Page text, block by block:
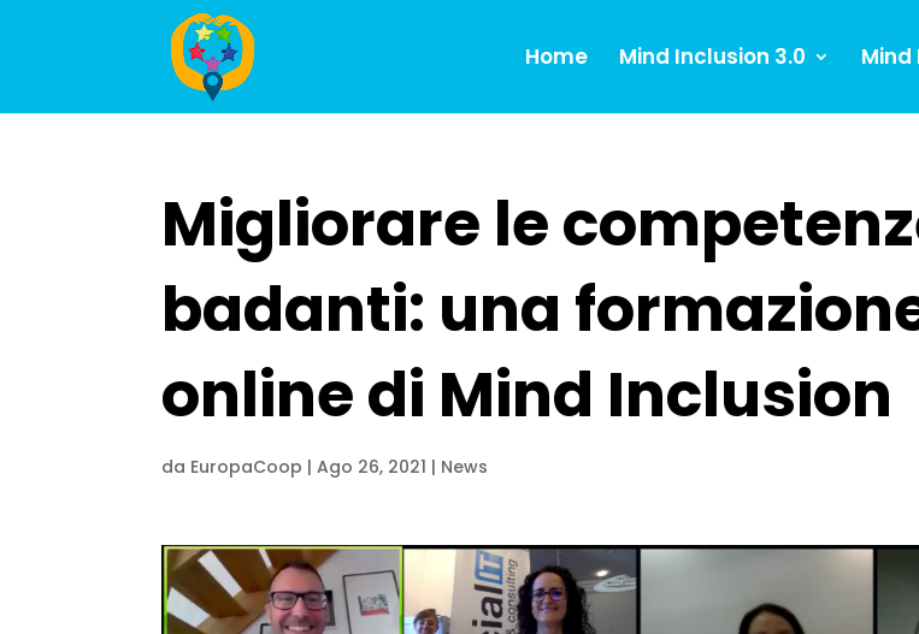
Home Mind Inclusion 3.0 Mind
Migliorare le
badanti: una
online di Mind Inclusion
da EuropaCoop |Ago 26, 2021 | News